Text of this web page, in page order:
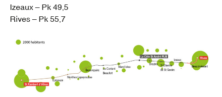
Izeaux – Pk 49,5
Rives – Pk 55,7